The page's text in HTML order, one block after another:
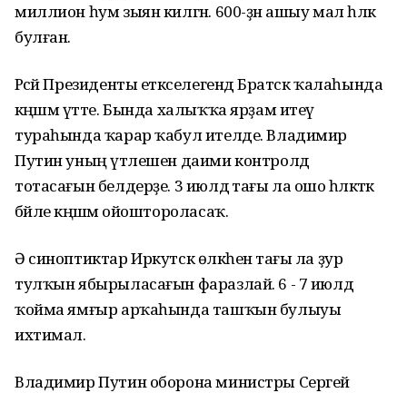
миллион һум зыян килгән. 600-ҙән ашыу мал һәләк
булған.
Рәсәй Президенты етәкселегендә Братск ҡалаһында
кәңәшмә үтте. Бында халыҡҡа ярҙам итеү
тураһында ҡарар ҡабул ителде. Владимир
Путин уның үтәлешен даими контролдә
тотасағын белдерҙе. 3 июлдә тағы ла ошо һәләкәткә
бәйле кәңәшмә ойоштороласаҡ.
Ә синоптиктар Иркутск өлкәһенә тағы ла ҙур
тулҡын ябырыласағын фаразлай. 6 - 7 июлдә
ҡойма ямғыр арҡаһында ташҡын булыуы
ихтимал.
Владимир Путин оборона министры Сергей